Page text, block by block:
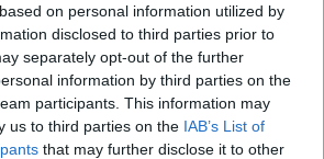
on personal information utilized by
disclosed to third parties prior to
separately opt-out of the further
information by third parties on the
participants. This information may
us to third parties on the IAB’s List of
that may further disclose it to other
of
MED
EFTER
ONLINE: Möte med
Hägersten-Älvsjös
stadsdelsnämnd